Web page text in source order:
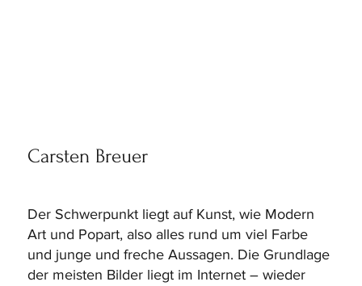
Carsten Breuer
Der Schwerpunkt liegt auf Kunst, wie Modern
Art und Popart, also alles rund um viel Farbe
und junge und freche Aussagen. Die Grundlage
der meisten Bilder liegt im Internet – wieder